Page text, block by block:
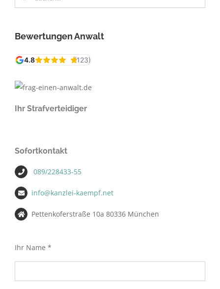
nach:
Bewertungen Anwalt
Ihr Strafverteidiger
Sofortkontakt
089/228433-55
info@kanzlei-kaempf.net
Pettenkoferstraße 10a 80336 München
Ihr Name *